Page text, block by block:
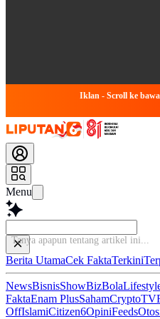
Iklan - Scroll ke
Menu
Tanya a
Berita UtamaCek FaktaTerkini
NewsBisnisShowBizBola
FaktaEnam PlusSahamCryptoTV
OffIslamiCitizen6OpiniFeeds